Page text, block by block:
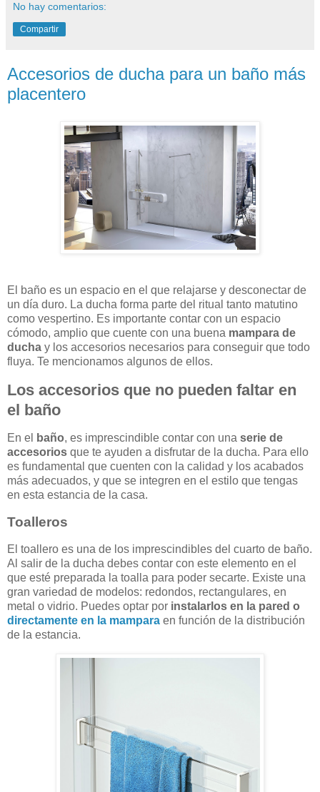
No hay comentarios:
Compartir
Accesorios de ducha para un baño más
placentero
El baño es un espacio en el que relajarse y desconectar de
un día duro. La ducha forma parte del ritual tanto matutino
como vespertino. Es importante contar con un espacio
cómodo, amplio que cuente con una buena mampara de
ducha y los accesorios necesarios para conseguir que todo
fluya. Te mencionamos algunos de ellos.
Los accesorios que no pueden faltar en
el baño
En el baño, es imprescindible contar con una serie de
accesorios que te ayuden a disfrutar de la ducha. Para ello
es fundamental que cuenten con la calidad y los acabados
más adecuados, y que se integren en el estilo que tengas
en esta estancia de la casa.
Toalleros
El toallero es una de los imprescindibles del cuarto de baño.
Al salir de la ducha debes contar con este elemento en el
que esté preparada la toalla para poder secarte. Existe una
gran variedad de modelos: redondos, rectangulares, en
metal o vidrio. Puedes optar por instalarlos en la pared o
directamente en la mampara en función de la distribución
de la estancia.